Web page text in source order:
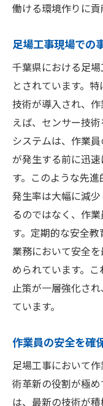
働ける環境作りに貢
足場工事現場での
千葉県における足
とされています。
技術が導入され、
えば、センサー技
システムは、作業
が発生する前に迅
す。このような先
発生率は大幅に減
るのではなく、作
す。定期的な安全
業務において安全
められています。
止策が一層強化さ
ています。
作業員の安全を確
足場工事において
術革新の役割が極
は、最新の技術が積